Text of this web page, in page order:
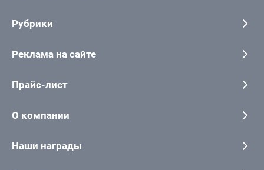
Рубрики
Реклама на сайте
Прайс-лист
О компании
Наши награды